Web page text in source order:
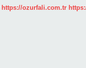
https://ozurfali.com.tr